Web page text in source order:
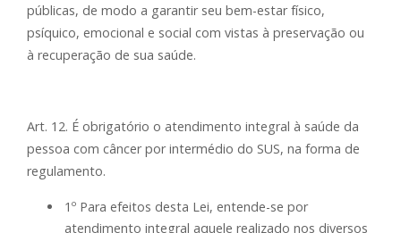
públicas, de modo a garantir seu bem-estar físico,
psíquico, emocional e social com vistas à preservação ou
à recuperação de sua saúde.
Art. 12. É obrigatório o atendimento integral à saúde da
pessoa com câncer por intermédio do SUS, na forma de
regulamento.
1º Para efeitos desta Lei, entende-se por
atendimento integral aquele realizado nos diversos